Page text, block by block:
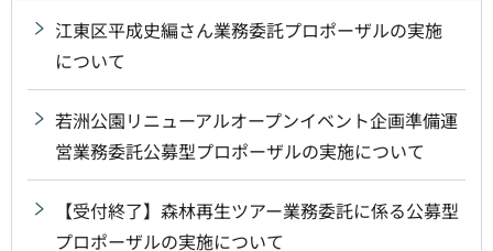
江東区平成史編さん業務委託プロポーザルの実施
について
若洲公園リニューアルオープンイベント企画準備運
営業務委託公募型プロポーザルの実施について
【受付終了】森林再生ツアー業務委託に係る公募型
プロポーザルの実施について